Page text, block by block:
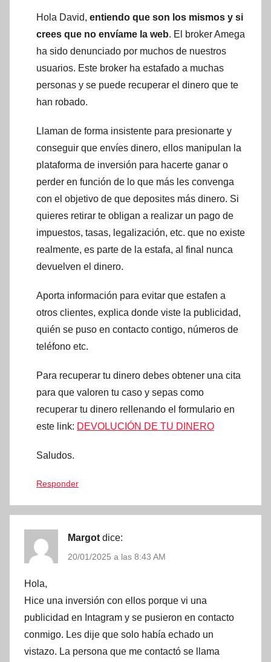
Hola David, entiendo que son los mismos y si
crees que no envíame la web. El broker Amega
ha sido denunciado por muchos de nuestros
usuarios. Este broker ha estafado a muchas
personas y se puede recuperar el dinero que te
han robado.
Llaman de forma insistente para presionarte y
conseguir que envíes dinero, ellos manipulan la
plataforma de inversión para hacerte ganar o
perder en función de lo que más les convenga
con el objetivo de que deposites más dinero. Si
quieres retirar te obligan a realizar un pago de
impuestos, tasas, legalización, etc. que no existe
realmente, es parte de la estafa, al final nunca
devuelven el dinero.
Aporta información para evitar que estafen a
otros clientes, explica donde viste la publicidad,
quién se puso en contacto contigo, números de
teléfono etc.
Para recuperar tu dinero debes obtener una cita
para que valoren tu caso y sepas como
recuperar tu dinero rellenando el formulario en
este link: DEVOLUCIÓN DE TU DINERO
Saludos.
Responder
Margot dice:
20/01/2025 a las 8:43 AM
Hola,
Hice una inversión con ellos porque vi una
publicidad en Intagram y se pusieron en contacto
conmigo. Les dije que solo había echado un
vistazo. La persona que me contactó se llama